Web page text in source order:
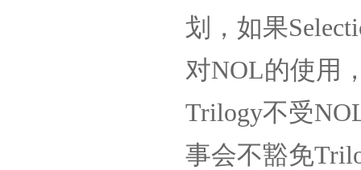
划，如果
对NOL的使用
Trilogy不受
事会不豁免